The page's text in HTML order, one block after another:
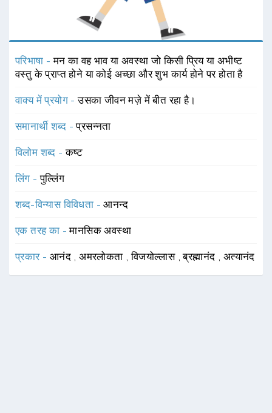
परिभाषा -मन का वह भाव या अवस्था जो किसी प्रिय या अभीष्ट
वस्तु के प्राप्त होने या कोई अच्छा और शुभ कार्य होने पर होता है
वाक्य में प्रयोग -उसका जीवन मज़े में बीत रहा है।
समानार्थी शब्द -प्रसन्नता
विलोम शब्द -कष्ट
लिंग -पुल्लिंग
शब्द-विन्यास विविधता -आनन्द
एक तरह का -मानसिक अवस्था
प्रकार - आनंद ,अमरलोकता ,विजयोल्लास ,ब्रह्मानंद अत्यानंद